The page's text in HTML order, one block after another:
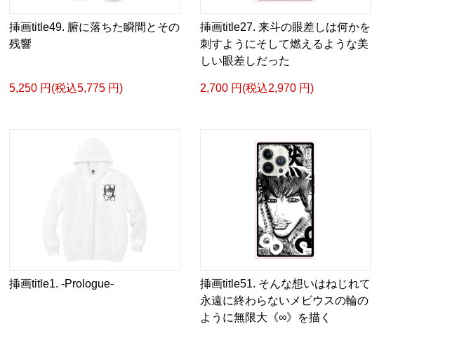
小説 [弛まぬ言霊] <挿画:スケッチ&塗り絵ver.>
-挿画デザイン画集&グッズカタログ-
https://amzn.asia/d/0dgbLm4e
＿＿＿＿＿＿＿＿＿＿＿＿＿＿＿＿＿＿＿＿＿＿
小説 [刺すように燃えるような眼差しは] -Version1.
挿画&グッズカタログ <デザイン画集:BEST版>
＜著者:挿画作成＞ 凛々風 猛 -リリカゼタケル
日本語版: https://amzn.asia/d/fMWTZVg
挿画&グッズカタログ <デザイン画集:BEST版>
＜著者:絵本/挿画作成＞ 凛々風 猛 -リリカゼタケル
挿画title49. 腑に落ちた瞬間とその
残響
5,250 円(税込5,775 円)
挿画title27. 来斗の眼差しは何かを
刺すようにそして燃えるような美
しい眼差しだった
2,700 円(税込2,970 円)
挿画title1. -Prologue-
挿画title51. そんな想いはねじれて
永遠に終わらないメビウスの輪の
ように無限大《∞》を描く